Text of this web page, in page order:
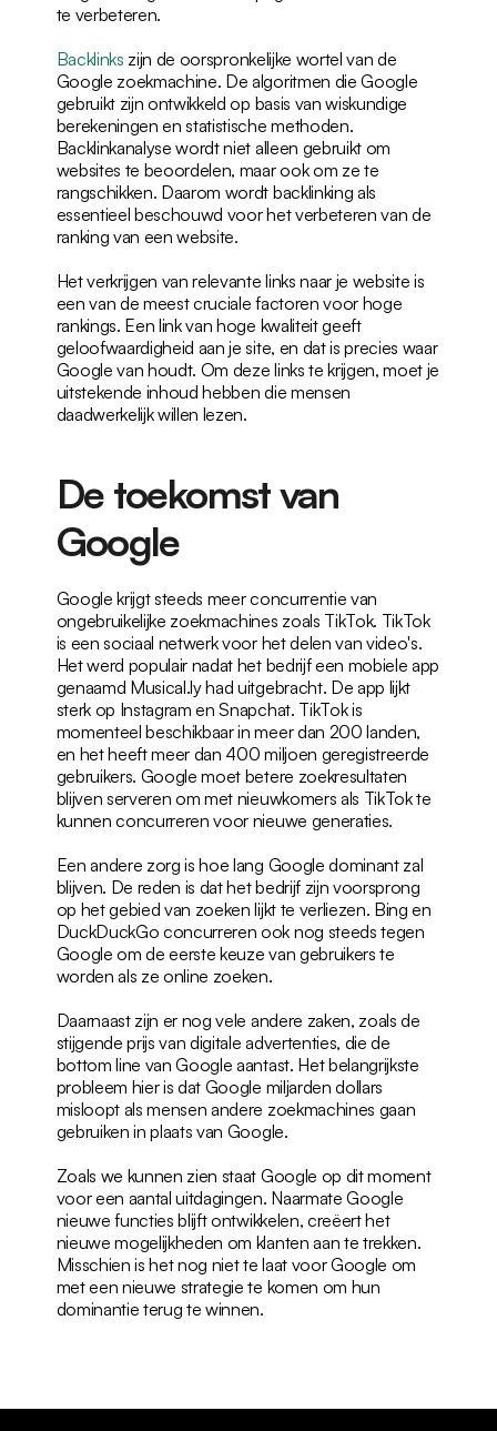
te verbeteren.
Backlinks zijn de oorspronkelijke wortel van de
Google zoekmachine. De algoritmen die Google
gebruikt zijn ontwikkeld op basis van wiskundige
berekeningen en statistische methoden.
Backlinkanalyse wordt niet alleen gebruikt om
websites te beoordelen, maar ook om ze te
rangschikken. Daarom wordt backlinking als
essentieel beschouwd voor het verbeteren van de
ranking van een website.
Het verkrijgen van relevante links naar je website is
een van de meest cruciale factoren voor hoge
rankings. Een link van hoge kwaliteit geeft
geloofwaardigheid aan je site, en dat is precies waar
Google van houdt. Om deze links te krijgen, moet je
uitstekende inhoud hebben die mensen
daadwerkelijk willen lezen.
De toekomst van
Google
Google krijgt steeds meer concurrentie van
ongebruikelijke zoekmachines zoals TikTok. TikTok
is een sociaal netwerk voor het delen van video's.
Het werd populair nadat het bedrijf een mobiele app
genaamd Musical.ly had uitgebracht. De app lijkt
sterk op Instagram en Snapchat. TikTok is
momenteel beschikbaar in meer dan 200 landen,
en het heeft meer dan 400 miljoen geregistreerde
gebruikers. Google moet betere zoekresultaten
blijven serveren om met nieuwkomers als TikTok te
kunnen concurreren voor nieuwe generaties.
Een andere zorg is hoe lang Google dominant zal
blijven. De reden is dat het bedrijf zijn voorsprong
op het gebied van zoeken lijkt te verliezen. Bing en
DuckDuckGo concurreren ook nog steeds tegen
Google om de eerste keuze van gebruikers te
worden als ze online zoeken.
Daarnaast zijn er nog vele andere zaken, zoals de
stijgende prijs van digitale advertenties, die de
bottom line van Google aantast. Het belangrijkste
probleem hier is dat Google miljarden dollars
misloopt als mensen andere zoekmachines gaan
gebruiken in plaats van Google.
Zoals we kunnen zien staat Google op dit moment
voor een aantal uitdagingen. Naarmate Google
nieuwe functies blijft ontwikkelen, creëert het
nieuwe mogelijkheden om klanten aan te trekken.
Misschien is het nog niet te laat voor Google om
met een nieuwe strategie te komen om hun
dominantie terug te winnen.